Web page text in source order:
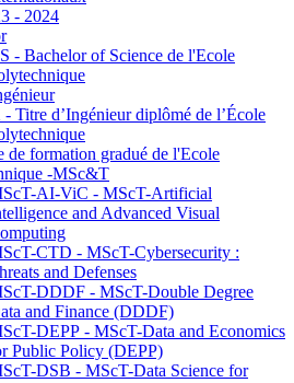
- 2024
- Bachelor of Science de l'Ecole
- Titre d’Ingénieur diplômé de l’École
de formation gradué de l'Ecole
-MSc&T
AI-ViC - MScT-Artificial
and Advanced Visual
CTD - MScT-Cybersecurity :
and Defenses
DDDF - MScT-Double Degree
and Finance (DDDF)
DEPP - MScT-Data and Economics
Public Policy (DEPP)
DSB - MScT-Data Science for